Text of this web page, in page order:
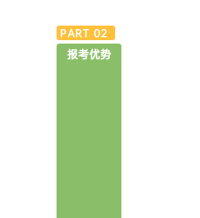
PART 02
报考优势